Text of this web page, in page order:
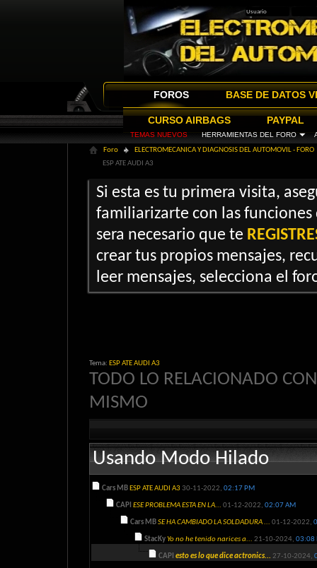
FOROS
TEMAS NUEVOS HERRAMIENTAS DEL FORO
BASE DE DATOS
CURSO AIRBAGS PAYPAL
Foro
ELECTROMECANICA Y DIAGNOSIS DEL AUTOMOVIL - FORO
ESP ATE AUDI A3
Si esta es tu primera visita,
familiarizarte con las funciones
sera necesario que te
crear tus propios mensajes,
leer mensajes, selecciona el
Tema: ESP ATE AUDI A3
TODO LO RELACIONADO
MISMO
Usando Modo Hilado
Cars MBESP ATE AUDI A3 30-11-2022, 02:17 PM
CAPI ESE PROBLEMA ESTA EN LA... 01-12-2022, 02:07 AM
Cars MBSE HA CAMBIADO LA SOLDADURA ... 01-12-2022,
StacKy Yo no he tenido narices a... 21-10-2024, 03:08
CAPI esto es lo que dice actronics... 27-10-2024,